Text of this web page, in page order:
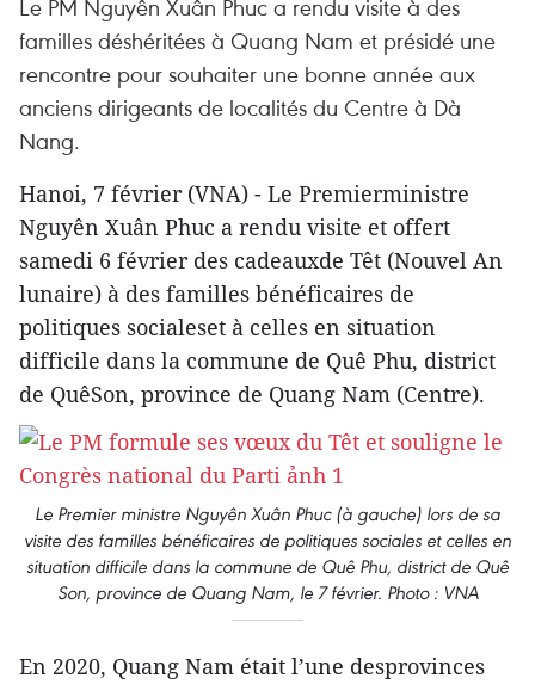
Le PM Nguyên Xuân Phuc a rendu visite à des
familles déshéritées à Quang Nam et présidé une
rencontre pour souhaiter une bonne année aux
anciens dirigeants de localités du Centre à Dà
Nang.
Hanoi, 7 février (VNA) - Le Premierministre
Nguyên Xuân Phuc a rendu visite et offert
samedi 6 février des cadeauxde Têt (Nouvel An
lunaire) à des familles bénéficaires de
politiques socialeset à celles en situation
difficile dans la commune de Quê Phu, district
de QuêSon, province de Quang Nam (Centre).
Le Premier ministre Nguyên Xuân Phuc (à gauche) lors de sa
visite des familles bénéficaires de politiques sociales et celles en
situation difficile dans la commune de Quê Phu, district de Quê
Son, province de Quang Nam, le 7 février. Photo : VNA
En 2020, Quang Nam était l’une desprovinces